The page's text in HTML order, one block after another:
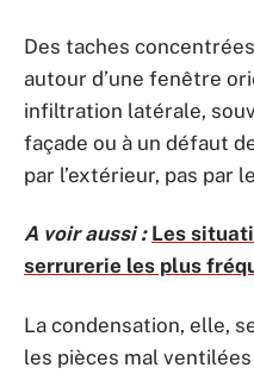
Des taches
autour d’une fenêtre
infiltration latérale,
façade ou à un défaut
par l’extérieur, pas par
A voir aussi : Les
serrurerie les plus
La condensation, elle,
les pièces mal